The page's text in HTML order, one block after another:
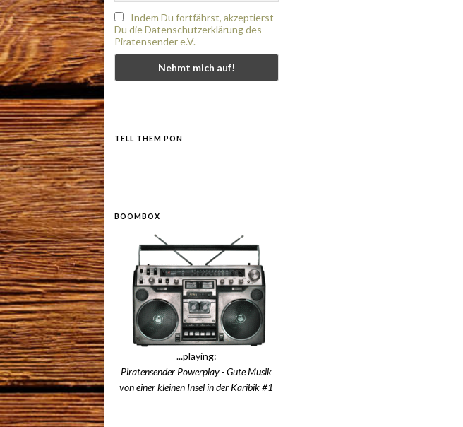
Indem Du fortfährst, akzeptierst
Du die Datenschutzerklärung des
Piratensender e.V.
TELL THEM PON
BOOMBOX
...playing:
Piratensender Powerplay - Gute Musik
von einer kleinen Insel in der Karibik #1